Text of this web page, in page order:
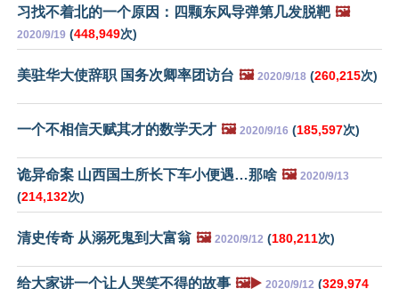
习找不着北的一个原因：四颗东风导弹第几发脱靶 🖼️
2020/9/19 (448,949次)
美驻华大使辞职 国务次卿率团访台 🖼️ 2020/9/18 (260,215次)
一个不相信天赋其才的数学天才 🖼️ 2020/9/16 (185,597次)
诡异命案 山西国土所长下车小便遇…那啥 🖼️ 2020/9/13
(214,132次)
清史传奇 从溺死鬼到大富翁 🖼️ 2020/9/12 (180,211次)
给大家讲一个让人哭笑不得的故事 🖼️▶️ 2020/9/12 (329,974